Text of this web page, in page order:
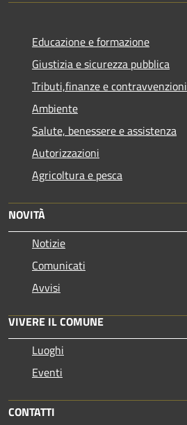
Educazione e formazione
Giustizia e sicurezza pubblica
Tributi,finanze e contravvenzioni
Ambiente
Salute, benessere e assistenza
Autorizzazioni
Agricoltura e pesca
NOVITÀ
Notizie
Comunicati
Avvisi
VIVERE IL COMUNE
Luoghi
Eventi
CONTATTI